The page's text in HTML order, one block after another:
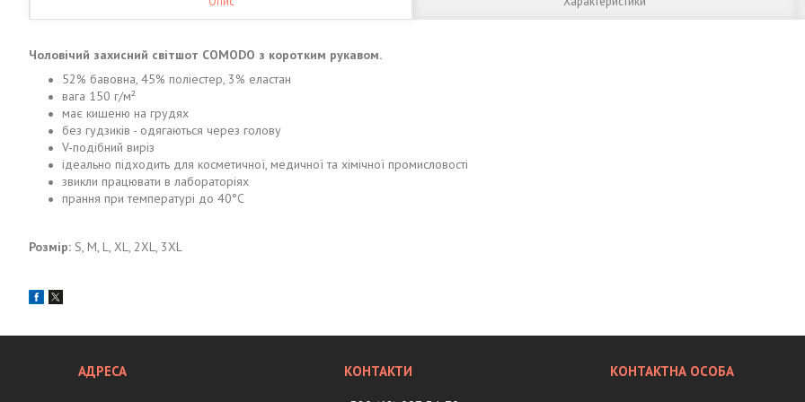
Чоловічий захисний світшот COMODO з коротким рукавом.
52% бавовна, 45% поліестер, 3% еластан
вага 150 г/м²
має кишеню на грудях
без гудзиків - одягаються через голову
V-подібний виріз
ідеально підходить для косметичної, медичної та хімічної промисловості
звикли працювати в лабораторіях
прання при температурі до 40°С
Розмір: S, M, L, XL, 2XL, 3XL